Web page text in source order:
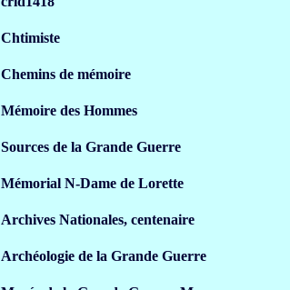
Chtimiste
Chemins de mémoire
Mémoire des Hommes
Sources de la Grande Guerre
Mémorial N-Dame de Lorette
Archives Nationales, centenaire
Archéologie de la Grande Guerre